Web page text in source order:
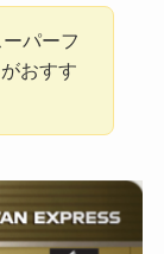
パーフ
おすす